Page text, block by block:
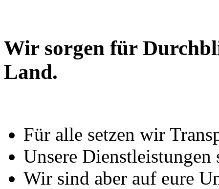
Wir sorgen für
Land.
Für alle setzen wir
Unsere Dienstleistungen
Wir sind aber auf eure